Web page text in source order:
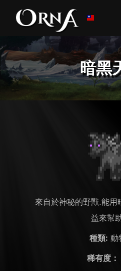
暗黑
來自於神秘的野獸.能用
益來幫
種類: 動
稀有度：